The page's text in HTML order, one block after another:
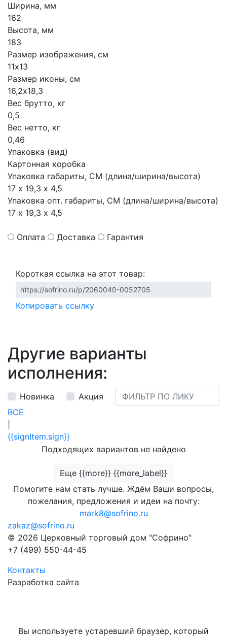
Ширина, мм
162
Высота, мм
183
Размер изображения, см
11х13
Размер иконы, см
16,2х18,3
Вес брутто, кг
0,5
Вес нетто, кг
0,46
Упаковка (вид)
Картонная коробка
Упаковка габариты, СМ (длина/ширина/высота)
17 х 19,3 х 4,5
Упаковка опт. габариты, СМ (длина/ширина/высота)
17 х 19,3 х 4,5
Оплата Доставка Гарантия
Короткая ссылка на этот товар:
Копировать ссылку
Другие варианты
исполнения:
Новинка
Акция
ВСЕ
{{signItem.sign}}
Подходящих вариантов не найдено
Еще {{more}} {{more_label}}
Помогите нам стать лучше. Ждём Ваши вопросы,
пожелания, предложения и идеи на почту:
mark8@sofrino.ru
zakaz@sofrino.ru
© 2026 Церковный торговый дом "Софрино"
+7 (499) 550-44-45
Контакты
Разработка сайта
Вы используете устаревший браузер, который